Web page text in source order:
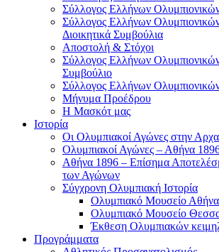
Σύλλογος Ελλήνων
Σύλλογος Ελλήνων
Διοικητικά Συμβούλια
Αποστολή & Στόχοι
Σύλλογος Ελλήνων Ολυμπιονικών
Συμβούλιο
Σύλλογος Ελλήνων
Μήνυμα Προέδρου
Η Μασκότ μας
Ιστορία
Οι Ολυμπιακοί Αγώνες στην
Ολυμπιακοί Αγώνες – Αθήνα
Αθήνα 1896 – Επίσημα
των Αγώνων
Σύγχρονη Ολυμπιακή Ιστορία
Ολυμπιακό Μουσείο
Ολυμπιακό Μουσείο
Έκθεση Ολυμπιακών
Προγράμματα